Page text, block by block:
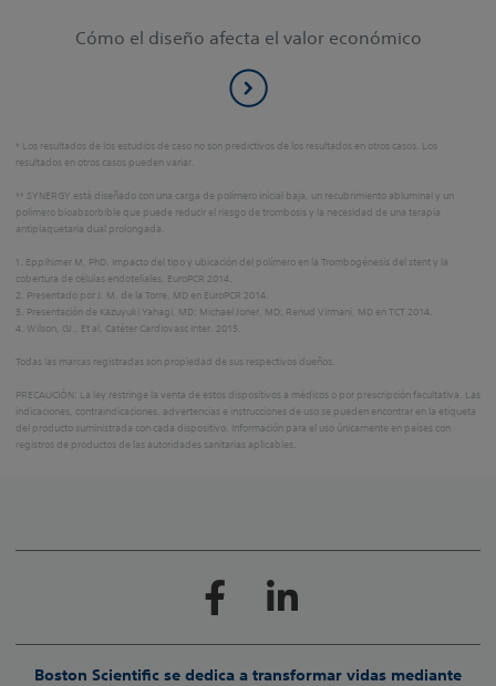
Cómo el diseño afecta el valor económico
* Los resultados de los estudios de caso no son predictivos de los resultados en otros casos. Los
resultados en otros casos pueden variar.
** SYNERGY está diseñado con una carga de polímero inicial baja, un recubrimiento abluminal y un
polímero bioabsorbible que puede reducir el riesgo de trombosis y la necesidad de una terapia
antiplaquetaria dual prolongada.
1. Eppihimer M, PhD. Impacto del tipo y ubicación del polímero en la Trombogénesis del stent y la
cobertura de células endoteliales. EuroPCR 2014.
2. Presentado por J. M. de la Torre, MD en EuroPCR 2014.
3. Presentación de Kazuyuki Yahagi, MD; Michael Joner, MD; Renud Virmani, MD en TCT 2014.
4. Wilson, GJ., Et al. Catéter Cardiovasc Inter. 2015.
Todas las marcas registradas son propiedad de sus respectivos dueños.
PRECAUCIÓN: La ley restringe la venta de estos dispositivos a médicos o por prescripción facultativa. Las
indicaciones, contraindicaciones, advertencias e instrucciones de uso se pueden encontrar en la etiqueta
del producto suministrada con cada dispositivo. Información para el uso únicamente en países con
registros de productos de las autoridades sanitarias aplicables.
Boston Scientific se dedica a transformar vidas mediante